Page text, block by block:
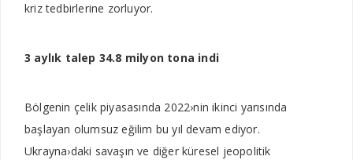
kriz tedbirlerine zorluyor.
3 aylık talep 34.8 milyon tona indi
Bölgenin çelik piyasasında 2022›nin ikinci yarısında
başlayan olumsuz eğilim bu yıl devam ediyor.
Ukrayna›daki savaşın ve diğer küresel jeopolitik